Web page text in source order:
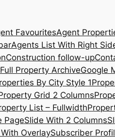
FavouritesAgent
Agents List With Right
Construction follow-up
Full Property ArchiveGoogle
By City Style 1
Grid 2 Columns
List – Fullwidth
PageSlide With 2 Columns
OverlaySubscriber